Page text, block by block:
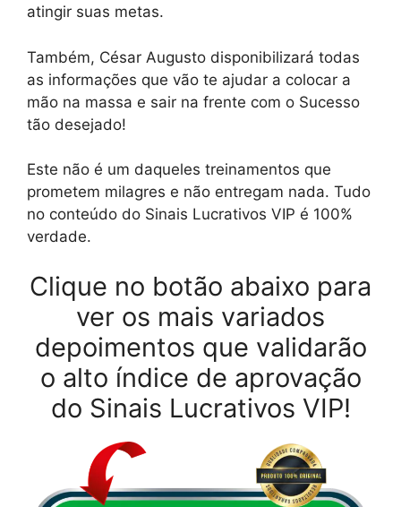
atingir suas metas.
Também, César Augusto disponibilizará todas
as informações que vão te ajudar a colocar a
mão na massa e sair na frente com o Sucesso
tão desejado!
Este não é um daqueles treinamentos que
prometem milagres e não entregam nada. Tudo
no conteúdo do Sinais Lucrativos VIP é 100%
verdade.
Clique no botão abaixo para
ver os mais variados
depoimentos que validarão
o alto índice de aprovação
do Sinais Lucrativos VIP!